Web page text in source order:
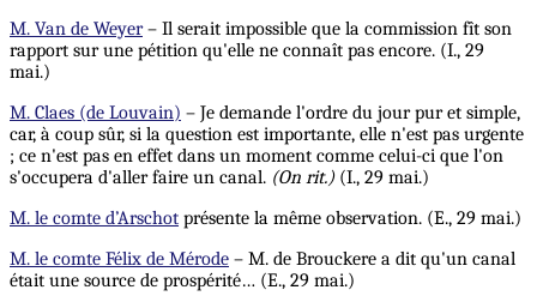
M. Van de Weyer– Il serait impossible que la commission fît son
rapport sur une pétition qu'elle ne connaît pas encore. (I., 29
mai.)
M. Claes (de Louvain) – Je demande l'ordre du jour pur et simple,
car, à coup sûr, si la question est importante, elle n'est pas urgente
; ce n'est pas en effet dans un moment comme celui-ci que l'on
s'occupera d'aller faire un canal. (On rit.)(I., 29 mai.)
M. le comte d’Arschot présente la même observation. (E., 29 mai.)
M. le comte Félix de Mérode – M. de Brouckere a dit qu'un canal
était une source de prospérité… (E., 29 mai.)